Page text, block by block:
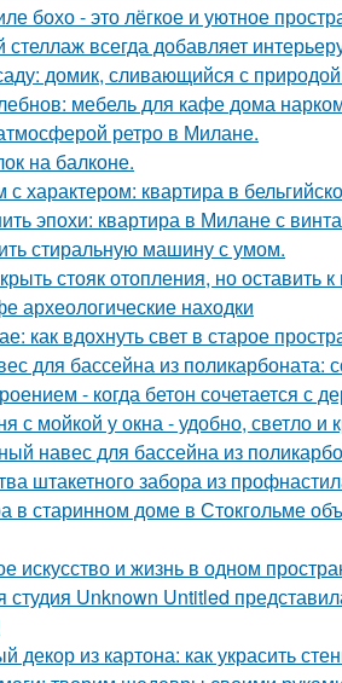
бохо - это лёгкое и уютное
всегда добавляет
домик, сливающийся с
мебель для кафе дома
ретро в Милане.
на балконе.
характером: квартира в
эпохи: квартира в Милане с
стиральную машину с умом.
стояк отопления, но оставить
археологические находки
как вдохнуть свет в старое
для бассейна из поликарбоната:
- когда бетон сочетается с
с мойкой у окна - удобно, светло и
навес для бассейна из
штакетного забора из
в старинном доме в Стокгольме
искусство и жизнь в одном
студия Unknown Untitled
декор из картона: как украсить